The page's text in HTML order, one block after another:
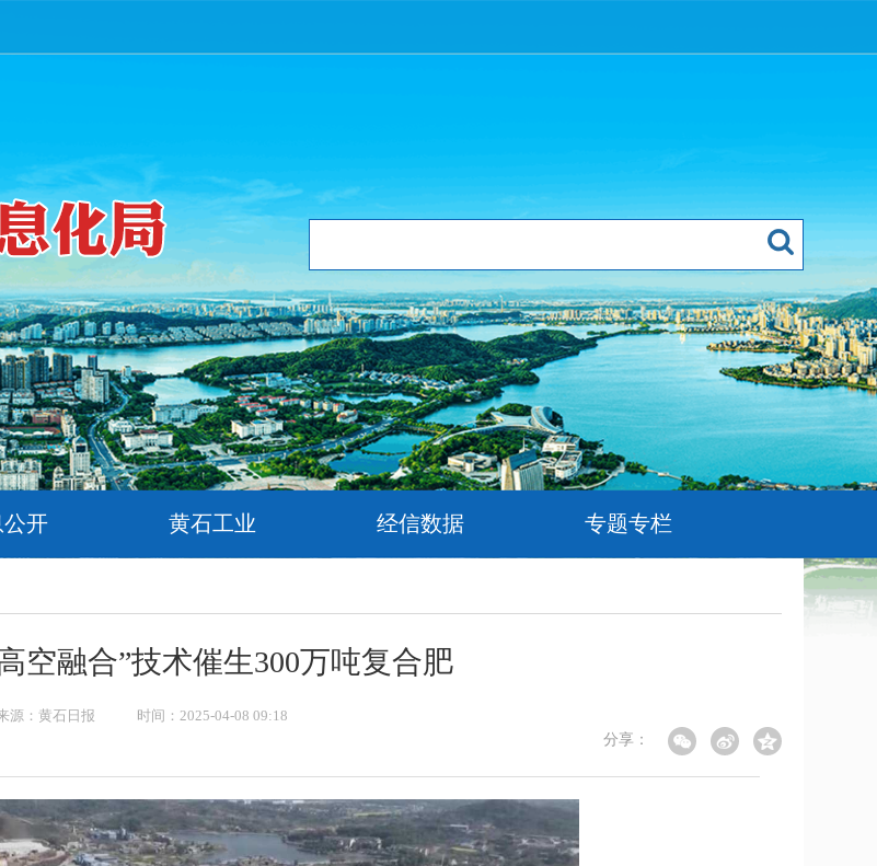
开 黄石工业 经信数据 专题专栏
空融合”技术催生300万吨复合肥
源：黄石日报 时间：2025-04-08 09:18
分享：